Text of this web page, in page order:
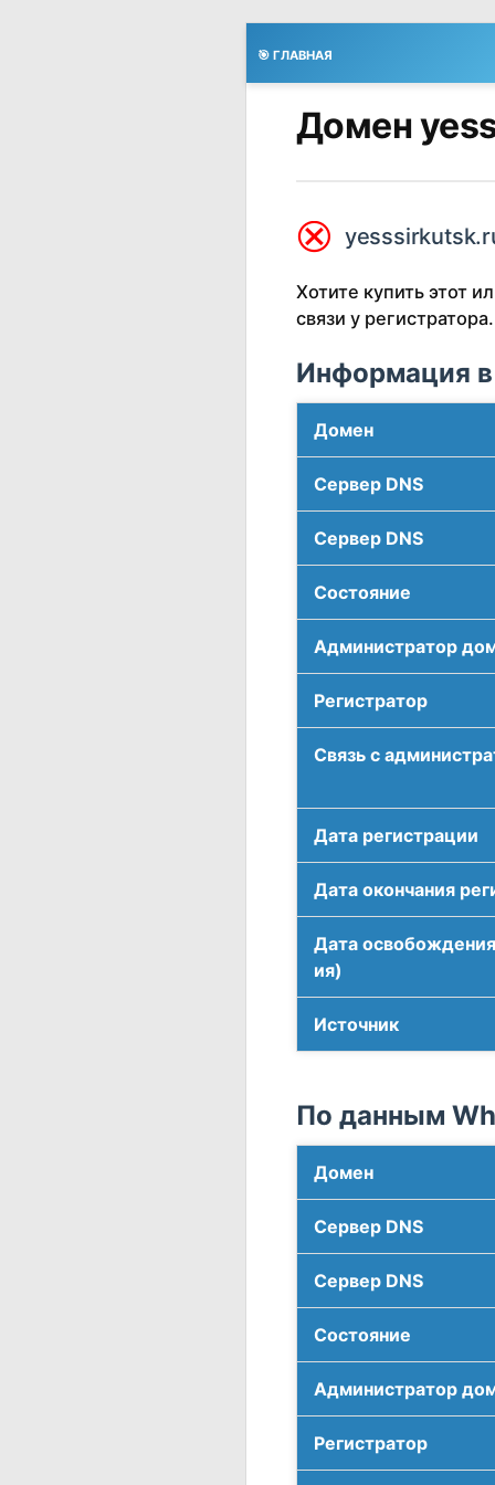
🎯 ГЛАВНАЯ
Домен
⮿
Хотите купить этот
связи у регистратора.
Информация в
Домен
Сервер DNS
Сервер DNS
Соcтояние
Администратор
Регистратор
Связь с
Дата регистрации
Дата окончания
Дата
ия)
Источник
По данным
Домен
Сервер DNS
Сервер DNS
Соcтояние
Администратор
Регистратор